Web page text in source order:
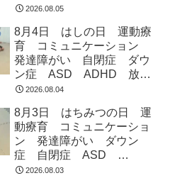
ADHD 児童発達支援 放
市 つくばみらい市 坂東
市 守谷市
2026.08.05
8月4日 はしの日 運動療
育 コミュニケーション
発達障がい 自閉症 ダウ
ン症 ASD ADHD 放課
後等デイサービス 児童発
らい市 坂東市 守谷市
2026.08.04
8月3日 はちみつの日 運
動療育 コミュニケーショ
ン 発達障がい ダウン
症 自閉症 ASD
ADHD 児童発達支援 放
2026.08.03